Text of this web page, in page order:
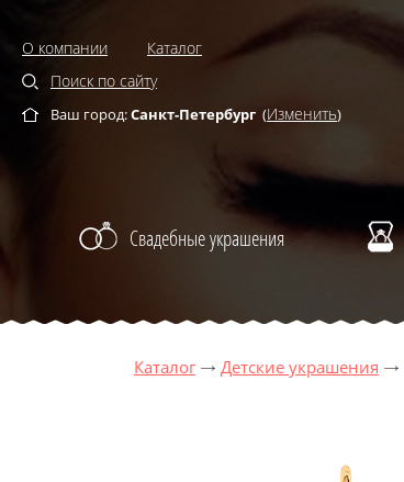
О компании
Каталог
Поиск по сайту
Ваш город:Санкт-Петербург (Изменить)
Свадебные украшения
Каталог Детские украшения